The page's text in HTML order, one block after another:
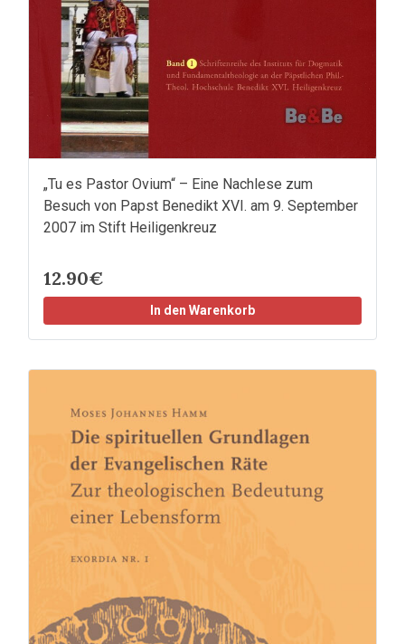
„Tu es Pastor Ovium“ – Eine Nachlese zum
Besuch von Papst Benedikt XVI. am 9. September
2007 im Stift Heiligenkreuz
12.90€
In den Warenkorb